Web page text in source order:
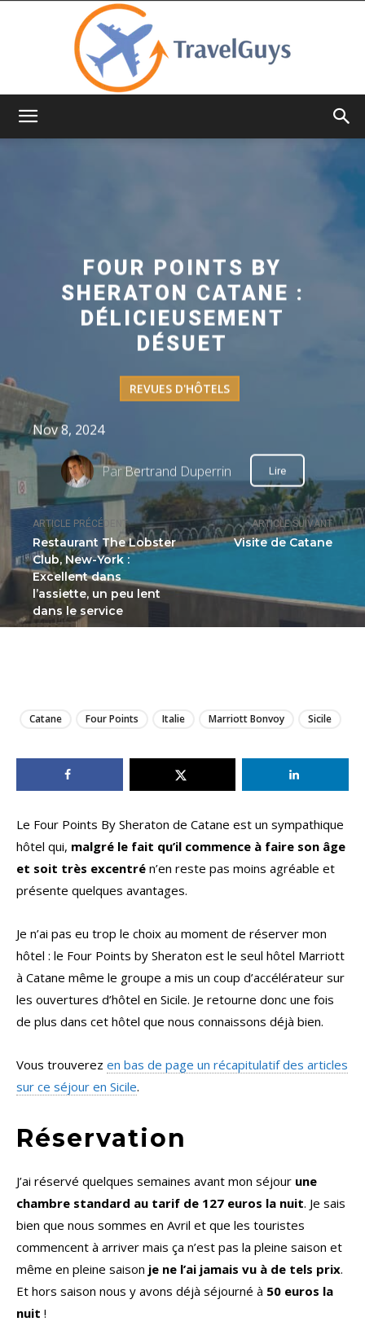
ARTICLE PRÉCÉDENT
Restaurant The Lobster
Club, New-York :
Excellent dans
l’assiette, un peu lent
dans le service
ARTICLE SUIVANT
Visite de Catane
FOUR POINTS BY
SHERATON CATANE :
DÉLICIEUSEMENT
DÉSUET
REVUES D'HÔTELS
Nov 8, 2024
ParBertrand Duperrin Lire
Catane Four Points Italie Marriott Bonvoy Sicile
Le Four Points By Sheraton de Catane est un sympathique
hôtel qui, malgré le fait qu’il commence à faire son âge
et soit très excentré n’en reste pas moins agréable et
présente quelques avantages.
Je n’ai pas eu trop le choix au moment de réserver mon
hôtel : le Four Points by Sheraton est le seul hôtel Marriott
à Catane même le groupe a mis un coup d’accélérateur sur
les ouvertures d’hôtel en Sicile. Je retourne donc une fois
de plus dans cet hôtel que nous connaissons déjà bien.
Vous trouverez en bas de page un récapitulatif des articles
sur ce séjour en Sicile.
Réservation
J’ai réservé quelques semaines avant mon séjour une
chambre standard au tarif de 127 euros la nuit. Je sais
bien que nous sommes en Avril et que les touristes
commencent à arriver mais ça n’est pas la pleine saison et
même en pleine saison je ne l’ai jamais vu à de tels prix.
Et hors saison nous y avons déjà séjourné à 50 euros la
nuit !